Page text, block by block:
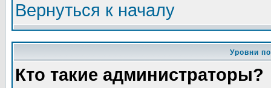
Вернуться к началу
Уровни
Кто такие администраторы?